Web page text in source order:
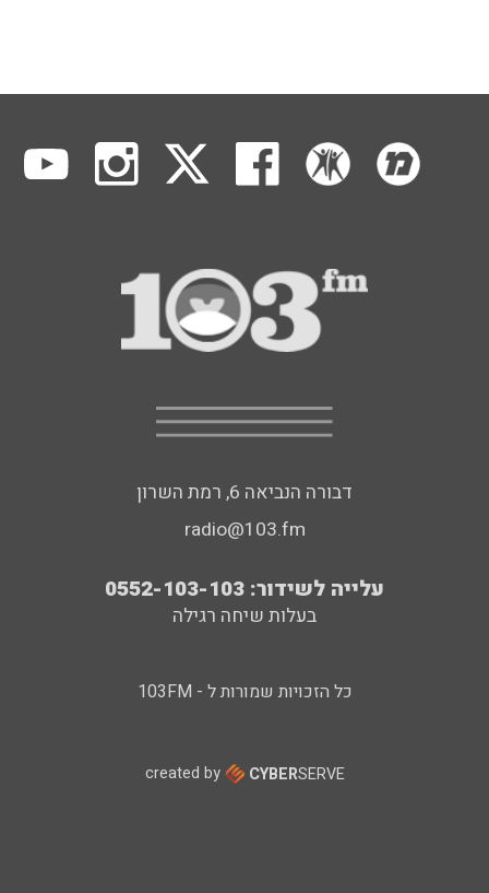
דבורה הנביאה 6, רמת השרון
radio@103.fm
עלייה לשידור: 0552-103-103
בעלות שיחה רגילה
כל הזכויות שמורות ל - 103FM
created by CYBERSERVE